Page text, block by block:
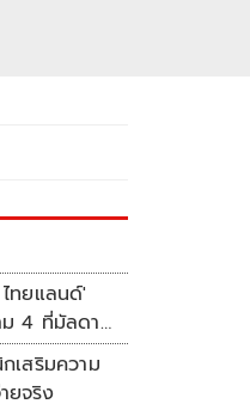
ทยแลนด์'
ม 4 ที่มัลดาลิ
เสริมความ
ยจริง